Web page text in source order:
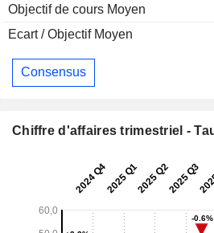
Objectif de cours Moyen
Ecart / Objectif Moyen
Consensus
Chiffre d'affaires trimestriel -